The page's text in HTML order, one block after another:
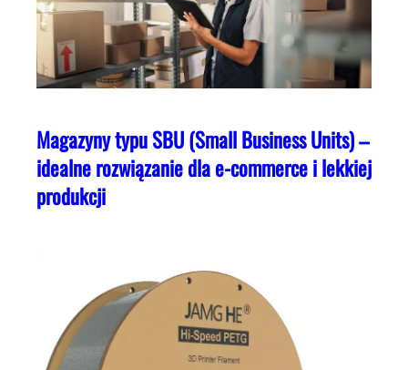
Magazyny typu SBU (Small Business Units) –
idealne rozwiązanie dla e-commerce i lekkiej
produkcji